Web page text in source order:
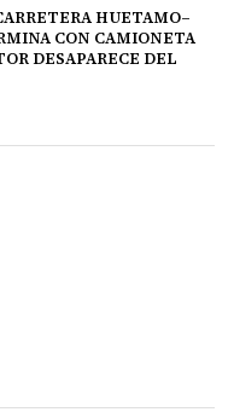
HUETAMO–
CON CAMIONETA
DESAPARECE DEL